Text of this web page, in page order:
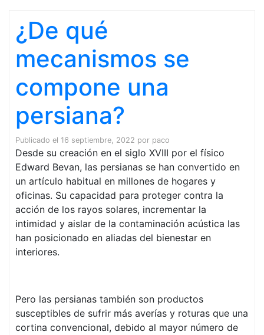
¿De qué
mecanismos se
compone una
persiana?
Publicado el 16 septiembre, 2022 por paco
Desde su creación en el siglo XVIII por el físico
Edward Bevan, las persianas se han convertido en
un artículo habitual en millones de hogares y
oficinas. Su capacidad para proteger contra la
acción de los rayos solares, incrementar la
intimidad y aislar de la contaminación acústica las
han posicionado en aliadas del bienestar en
interiores.
Pero las persianas también son productos
susceptibles de sufrir más averías y roturas que una
cortina convencional, debido al mayor número de